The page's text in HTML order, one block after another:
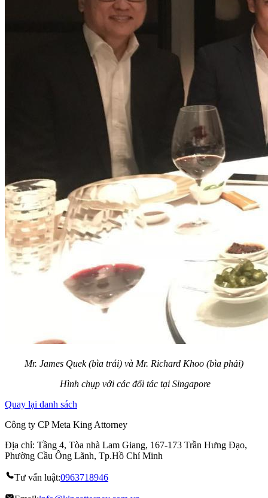
Mr. James Quek (bìa trái) và Mr. Richard Khoo (bìa phải)
Hình chụp với các đối tác tại Singapore
Quay lại danh sách
Công ty CP Meta King Attorney
Địa chỉ: Tầng 4, Tòa nhà Lam Giang, 167-173 Trần Hưng Đạo,
Phường Cầu Ông Lãnh, Tp.Hồ Chí Minh
Tư vấn luật:0963718946